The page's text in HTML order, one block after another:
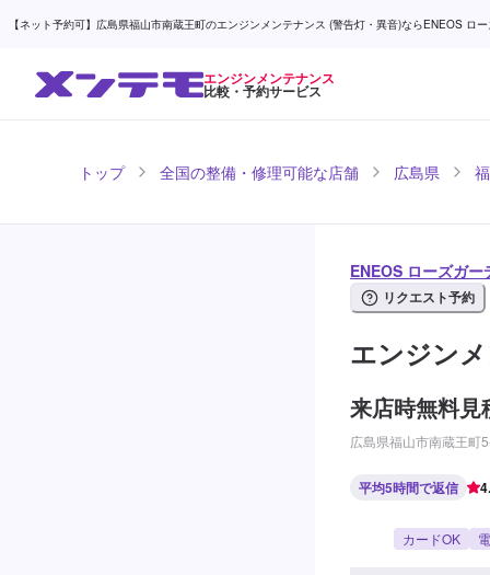
【ネット予約可】広島県福山市南蔵王町のエンジンメンテナンス (警告灯・異音)ならENEOS ロ
エンジンメンテナンス
比較・予約サービス
トップ 全国の整備・修理可能な店舗 広島県
ENEOS ローズガ
リクエスト予約
エンジン
来店時無料見
広島県福山市南蔵王町
平均5時間で返信
カードOK